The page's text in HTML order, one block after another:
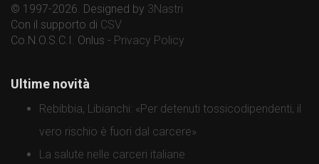
© 1997-2026. Designed by 3Nastri
Con il supporto di CSV
Co.N.O.S.C.I. Onlus - Privacy Policy
Ultime novità
Rebibbia, Libianchi: «Per detenuti tossicodipendenti, il
vero rischio è fuori dal carcere»
La salute nelle carceri italiane